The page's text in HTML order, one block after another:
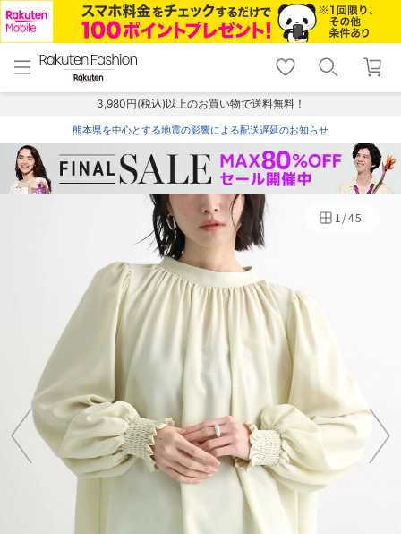
menu home
トップ
shopping_cart lock_outline
ログイン
3,980円(税込)以上のお買い物で送料無料！
熊本県を中心とする地震の影響による配送遅延のお知らせ
1/45